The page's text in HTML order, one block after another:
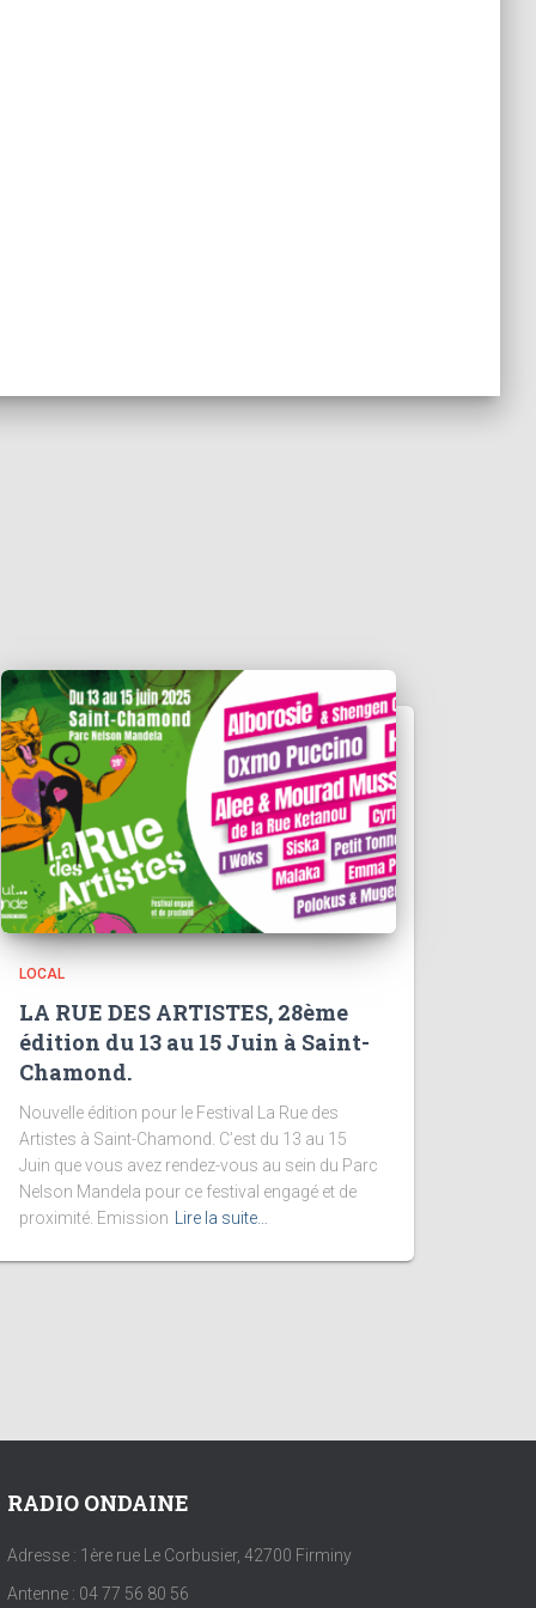
LOCAL
LA RUE DES ARTISTES, 28ème
édition du 13 au 15 Juin à Saint-
Chamond.
Nouvelle édition pour le Festival La Rue des
Artistes à Saint-Chamond. C’est du 13 au 15
Juin que vous avez rendez-vous au sein du Parc
Nelson Mandela pour ce festival engagé et de
proximité. Emission
Lire la suite…
RADIO ONDAINE
Adresse : 1ère rue Le Corbusier, 42700 Firminy
Antenne : 04 77 56 80 56